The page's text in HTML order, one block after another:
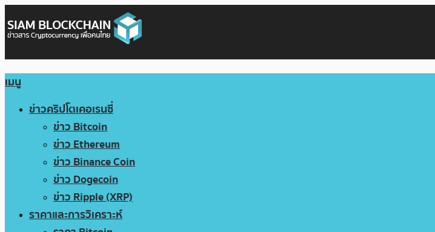
เมนู
ข่าวคริปโตเคอเรนซี่
ข่าว Bitcoin
ข่าว Ethereum
ข่าว Binance Coin
ข่าว Dogecoin
ข่าว Ripple (XRP)
ราคาและการวิเคราะห์